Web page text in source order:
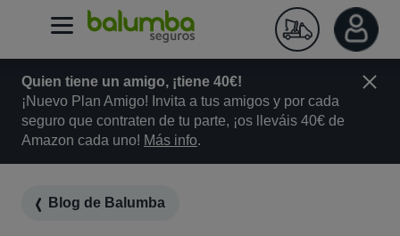
Quien tiene un amigo, ¡tiene 40€!
¡Nuevo Plan Amigo! Invita a tus amigos y por cada
seguro que contraten de tu parte, ¡os lleváis 40€ de
Amazon cada uno! Más info.
Blog de Balumba